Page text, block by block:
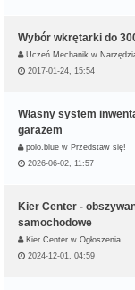
Wybór wkrętarki do
Uczeń Mechanik w
2017-01-24, 15:54
Własny system
garażem
polo.blue w Przedstaw się!
2026-06-02, 11:57
Kier Center -
samochodowe
Kier Center w Ogłoszenia
2024-12-01, 04:59